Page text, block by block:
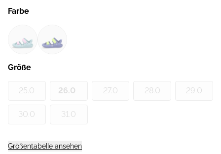
Farbe
Größe
25.0 26.0 27.0 28.0 29.0
30.0 31.0
Größentabelle ansehen